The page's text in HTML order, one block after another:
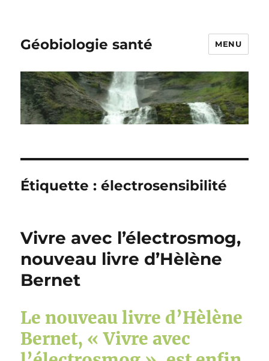
Géobiologie santé MENU
Étiquette :électrosensibilité
Vivre avec l’électrosmog,
nouveau livre d’Hèlène
Bernet
Le nouveau livre d’Hèlène
Bernet, « Vivre avec